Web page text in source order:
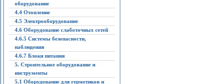
оборудование
4.4 Отопление
4.5 Электрооборудование
4.6 Оборудование слаботочных сетей
4.6.5 Системы безопасности,
наблюдения
4.6.7 Блоки питания
5. Строительное оборудование и
инструменты
5.1 Оборудование для герметиков и